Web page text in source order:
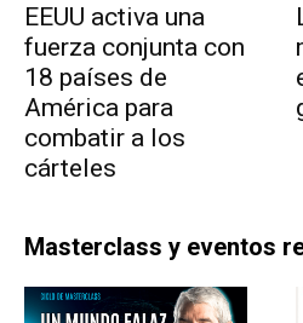
EEUU activa una
fuerza conjunta con
18 países de
América para
combatir a los
cárteles
Masterclass y eventos